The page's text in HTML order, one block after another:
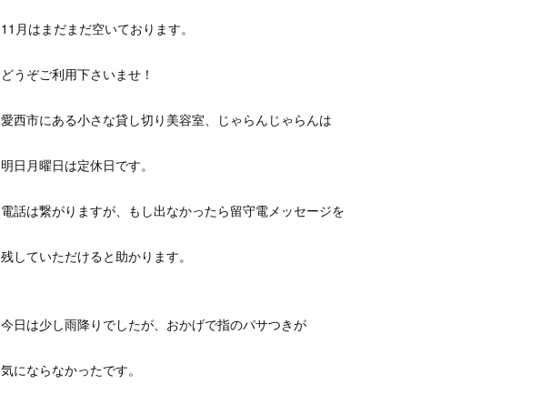
11月はまだまだ空いております。
どうぞご利用下さいませ！
愛西市にある小さな貸し切り美容室、じゃらんじゃらんは
明日月曜日は定休日です。
電話は繋がりますが、もし出なかったら留守電メッセージを
残していただけると助かります。
今日は少し雨降りでしたが、おかげで指のパサつきが
気にならなかったです。